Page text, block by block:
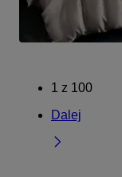
1 z 100
Dalej